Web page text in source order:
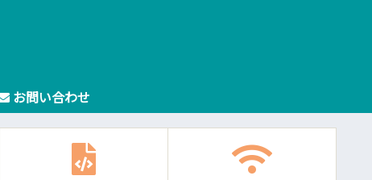
お問い合わせ